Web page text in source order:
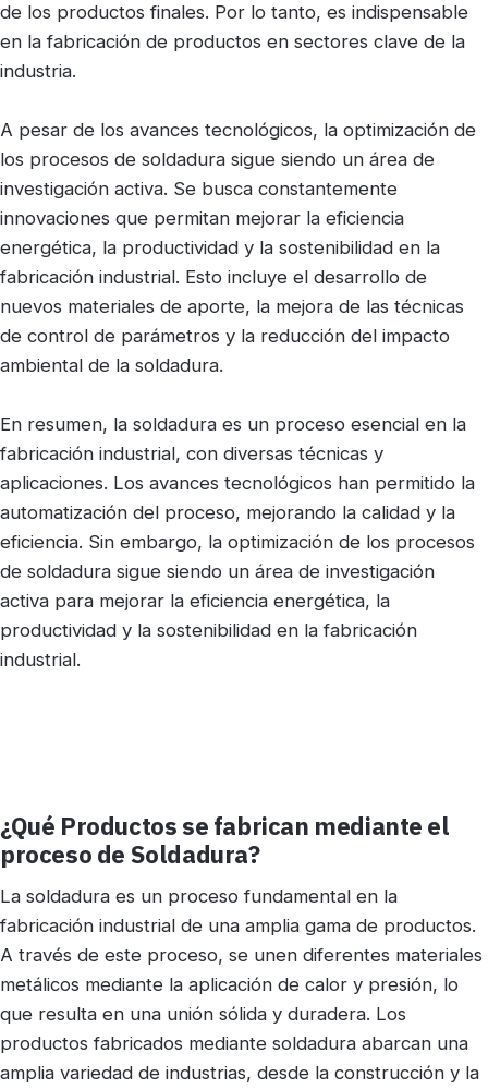
de los productos finales. Por lo tanto, es indispensable
en la fabricación de productos en sectores clave de la
industria.
A pesar de los avances tecnológicos, la optimización de
los procesos de soldadura sigue siendo un área de
investigación activa. Se busca constantemente
innovaciones que permitan mejorar la eficiencia
energética, la productividad y la sostenibilidad en la
fabricación industrial. Esto incluye el desarrollo de
nuevos materiales de aporte, la mejora de las técnicas
de control de parámetros y la reducción del impacto
ambiental de la soldadura.
En resumen, la soldadura es un proceso esencial en la
fabricación industrial, con diversas técnicas y
aplicaciones. Los avances tecnológicos han permitido la
automatización del proceso, mejorando la calidad y la
eficiencia. Sin embargo, la optimización de los procesos
de soldadura sigue siendo un área de investigación
activa para mejorar la eficiencia energética, la
productividad y la sostenibilidad en la fabricación
industrial.
¿Qué Productos se fabrican mediante el
proceso de Soldadura?
La soldadura es un proceso fundamental en la
fabricación industrial de una amplia gama de productos.
A través de este proceso, se unen diferentes materiales
metálicos mediante la aplicación de calor y presión, lo
que resulta en una unión sólida y duradera. Los
productos fabricados mediante soldadura abarcan una
amplia variedad de industrias, desde la construcción y la